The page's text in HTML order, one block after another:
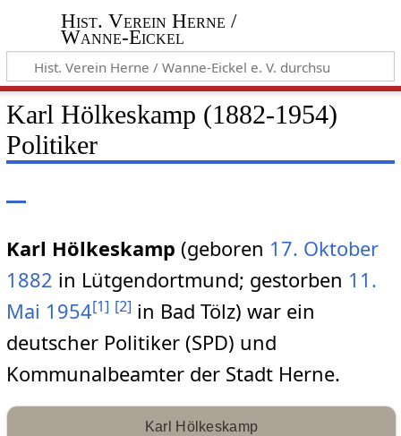
Hist. Verein Herne /
Wanne-Eickel
Karl Hölkeskamp (1882-1954)
Politiker
Karl Hölkeskamp (geboren 17. Oktober
1882 in Lütgendortmund; gestorben 11.
Mai 1954[1] [2] in Bad Tölz) war ein
deutscher Politiker (SPD) und
Kommunalbeamter der Stadt Herne.
Karl Hölkeskamp